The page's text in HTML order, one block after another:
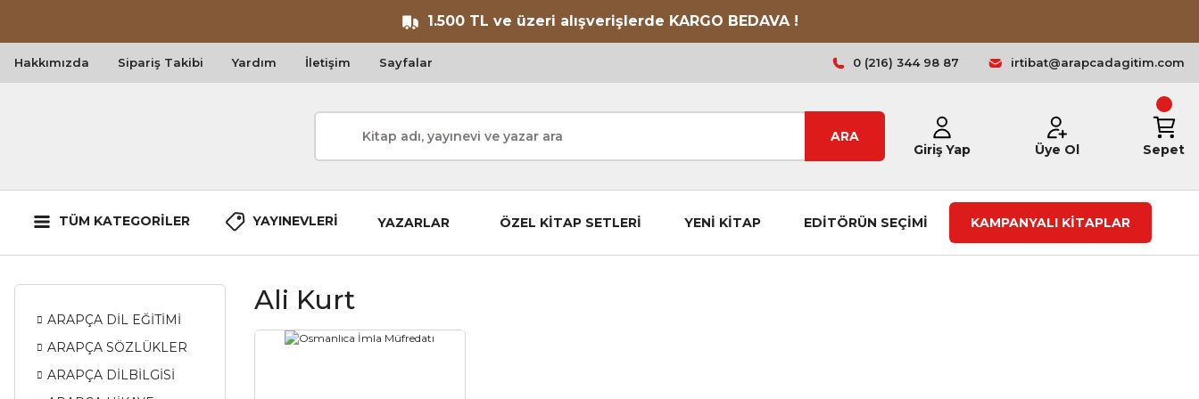
1.500 TL ve üzeri alışverişlerde KARGO BEDAVA !
Hakkımızda Sipariş Takibi Yardım İletişim Sayfalar 0 (216) 344 98 87 irtibat@arapcadagitim.com
ARA
Giriş Yap
Üye Ol Sepet
TÜM KATEGORİLER YAYINEVLERİ YAZARLAR ÖZEL KİTAP SETLERİ YENİ KİTAP EDİTÖRÜN SEÇİMİ KAMPANYALI KİTAPLAR
ARAPÇA DİL EĞİTİMİ
ARAPÇA SÖZLÜKLER
ARAPÇA DİLBİLGİSİ
Ali Kurt